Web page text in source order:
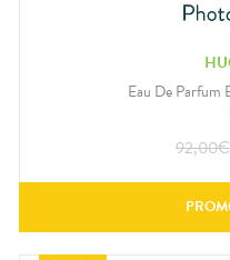
Eau De Parfum
92,00€